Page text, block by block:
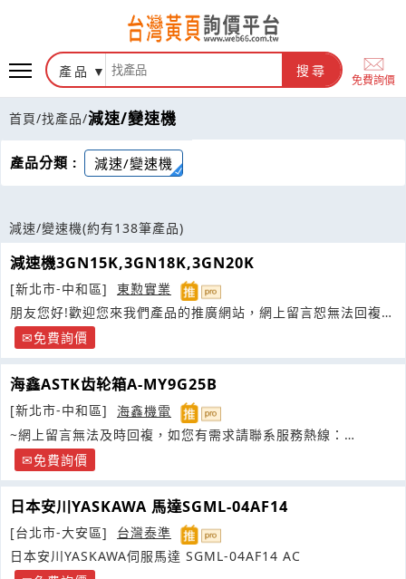
產品 搜尋
免費詢價
首頁/找產品/減速/變速機
產品分類 : 減速/變速機
減速/變速機(約有138筆產品)
減速機3GN15K,3GN18K,3GN20K
[新北市-中和區]
東懃實業
朋友您好!歡迎您來我們產品的推廣網站，網上留言恕無法回複
您，如有需求請您按照以下方式聯繫聯絡我們
免費詢價
海鑫ASTK齿轮箱A-MY9G25B
[新北市-中和區]
海鑫機電
~網上留言無法及時回複，如您有需求請聯系服務熱線：
0910011239
免費詢價
日本安川YASKAWA 馬達SGML-04AF14
[台北市-大安區]
台灣泰準
日本安川YASKAWA伺服馬達 SGML-04AF14 AC